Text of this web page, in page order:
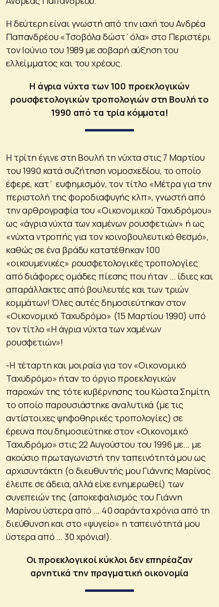
Η δεύτερη είναι γνωστή από την ιαχή του Ανδρέα
Παπανδρέου «Τσοβόλα δώστ΄όλα» στο Περιστέρι
τον Ιούνιο του 1989 με σοβαρή αύξηση του
ελλείμματος και του χρέους.
Η άγρια νύχτα των 100 προεκλογικών
ρουσφετολογικών τροπολογιών στη Βουλή το
1990 από τα τρία κόμματα!
Η τρίτη έγινε στη Βουλή τη νύχτα στις 7 Μαρτίου
του 1990 κατά συζήτηση νομοσχεδίου, το οποίο
έφερε, κατ΄ ευφημισμόν, τον τίτλο «Μέτρα για την
περιστολή της φοροδιαφυγής κλπ», γνωστή από
την αρθρογραφία του «Οικονομικού Ταχυδρόμου»
ως «άγρια νύχτα των χαμένων ρουσφετιών» ή ως
«νύχτα ντροπής για τον κοινοβουλευτικό θεσμό»,
καθώς σε ένα βράδυ κατατέθηκαν 100
«οικουμενικές» ρουσφετολογικές τροπολογίες
από διάφορες ομάδες πίεσης που ήταν … ίδιες και
απαράλλακτες από βουλευτές και των τριών
κομμάτων! Όλες αυτές δημοσιεύτηκαν στον
«Οικονομικό Ταχυδρόμο» (15 Μαρτίου 1990) υπό
τον τίτλο «Η άγρια νύχτα των χαμένων
ρουσφετιών»!
-Η τέταρτη και μοιραία για τον «Οικονομικό
Ταχυδρόμο» ήταν το όργιο προεκλογικών
παροχών της τότε κυβέρνησης του Κώστα Σημίτη,
το οποίο παρουσιάστηκε αναλυτικά (με τις
αντίστοιχες ψηφοθηρικές τροπολογίες) σε
έρευνα που δημοσιεύτηκε στον «Οικονομικό
Ταχυδρόμο» στις 22 Αυγούστου του 1996 με… με
ακούσιο πρωταγωνιστή την ταπεινότητά μου ως
αρχισυντάκτη (ο διευθυντής μου Γιάννης Μαρίνος
έλειπε σε άδεια, αλλά είχε ενημερωθεί) των
συνεπειών της (αποκεφαλισμός του Γιάννη
Μαρίνου ύστερα από … 40 σαράντα χρόνια από τη
διεύθυνση και στο «ψυγείο» η ταπεινότητά μου
ύστερα από … 30 χρόνια!).
Οι προεκλογικοί κύκλοι δεν επηρέαζαν
αρνητικά την πραγματική οικονομία